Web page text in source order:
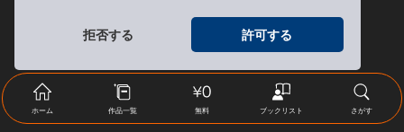
拒否する 許可する
ホーム 作品一覧 無料 ブックリスト さがす